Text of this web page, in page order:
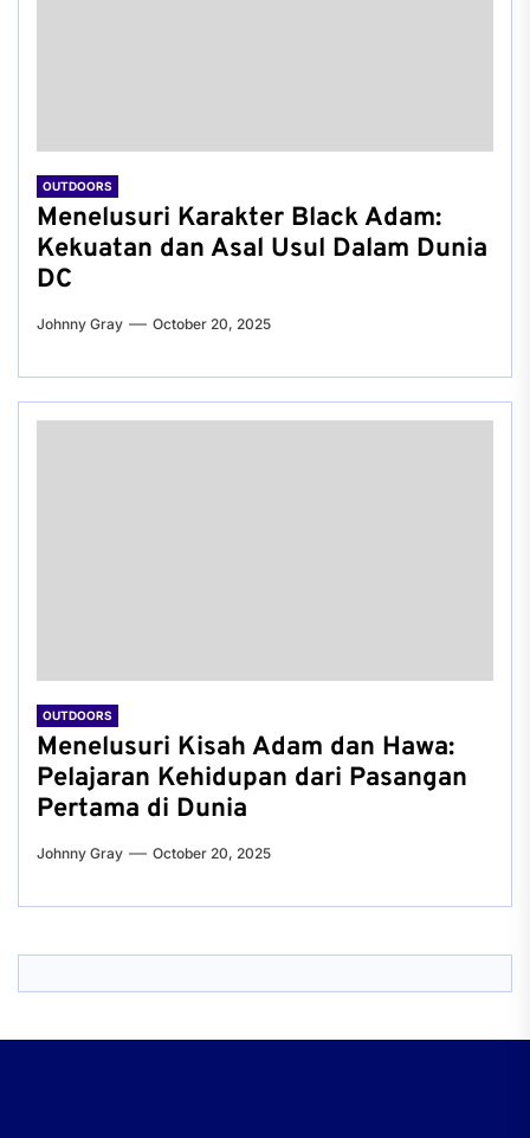
OUTDOORS
Menelusuri Karakter Black Adam:
Kekuatan dan Asal Usul Dalam Dunia
DC
Johnny Gray October 20, 2025
OUTDOORS
Menelusuri Kisah Adam dan Hawa:
Pelajaran Kehidupan dari Pasangan
Pertama di Dunia
Johnny Gray October 20, 2025